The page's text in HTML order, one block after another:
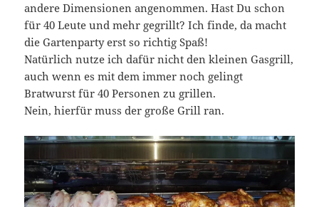
andere Dimensionen angenommen. Hast Du schon
für 40 Leute und mehr gegrillt? Ich finde, da macht
die Gartenparty erst so richtig Spaß!
Natürlich nutze ich dafür nicht den kleinen Gasgrill,
auch wenn es mit dem immer noch gelingt
Bratwurst für 40 Personen zu grillen.
Nein, hierfür muss der große Grill ran.